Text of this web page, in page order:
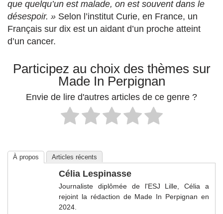
que quelqu’un est malade, on est souvent dans le
désespoir. » Selon l’institut Curie, en France, un
Français sur dix est un aidant d’un proche atteint
d’un cancer.
Participez au choix des thèmes sur
Made In Perpignan
Envie de lire d'autres articles de ce genre ?
À propos Articles récents
Célia Lespinasse
Journaliste diplômée de l'ESJ Lille, Célia a
rejoint la rédaction de Made In Perpignan en
2024.